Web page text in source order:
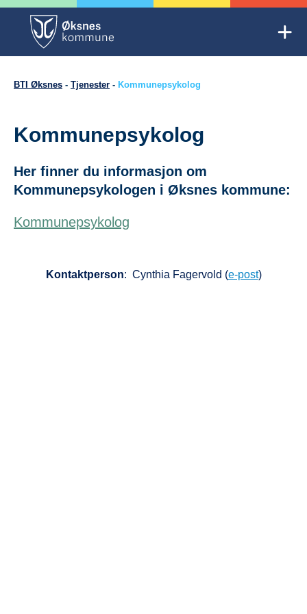
Skip
content
Trygg oppvekst Øksnes
BTI Øksnes - Tjenester - Kommunepsykolog
Kommunepsykolog
Her finner du informasjon om
Kommunepsykologen i Øksnes kommune:
Kommunepsykolog
Kontaktperson: Cynthia Fagervold (e-post)